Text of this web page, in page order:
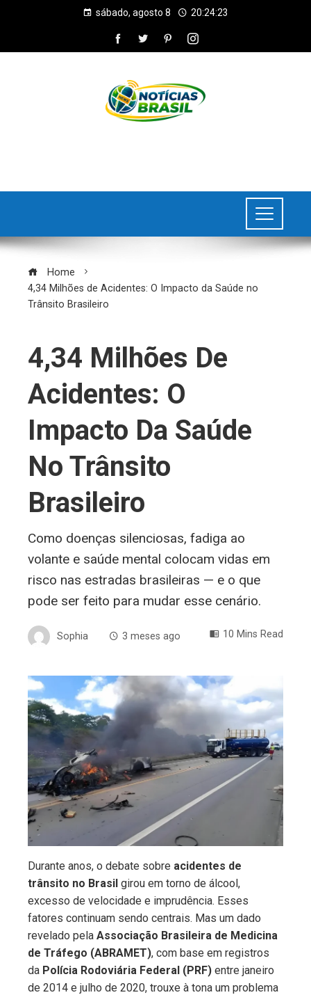
sábado, agosto 8 20:24:24
Home
4,34 Milhões de Acidentes: O Impacto da Saúde no
Trânsito Brasileiro
4,34 Milhões De
Acidentes: O
Impacto Da Saúde
No Trânsito
Brasileiro
Como doenças silenciosas, fadiga ao
volante e saúde mental colocam vidas em
risco nas estradas brasileiras — e o que
pode ser feito para mudar esse cenário.
Sophia 3 meses ago 10 Mins Read
Durante anos, o debate sobre acidentes de
trânsito no Brasil girou em torno de álcool,
excesso de velocidade e imprudência. Esses
fatores continuam sendo centrais. Mas um dado
revelado pela Associação Brasileira de Medicina
de Tráfego (ABRAMET), com base em registros
da Polícia Rodoviária Federal (PRF) entre janeiro
de 2014 e julho de 2020, trouxe à tona um problema